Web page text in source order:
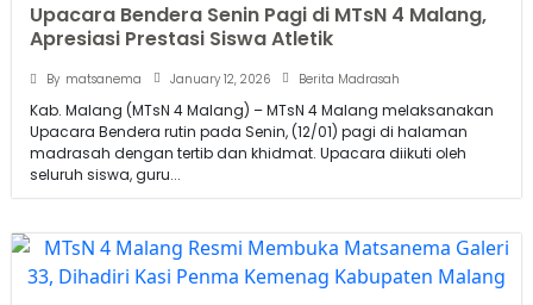
Upacara Bendera Senin Pagi di MTsN 4 Malang,
Apresiasi Prestasi Siswa Atletik
By matsanema January 12, 2026 Berita Madrasah
Kab. Malang (MTsN 4 Malang) – MTsN 4 Malang melaksanakan
Upacara Bendera rutin pada Senin, (12/01) pagi di halaman
madrasah dengan tertib dan khidmat. Upacara diikuti oleh
seluruh siswa, guru...